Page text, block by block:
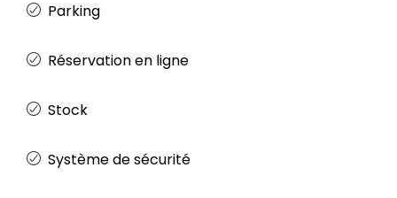
Parking
Réservation en ligne
Stock
Système de sécurité